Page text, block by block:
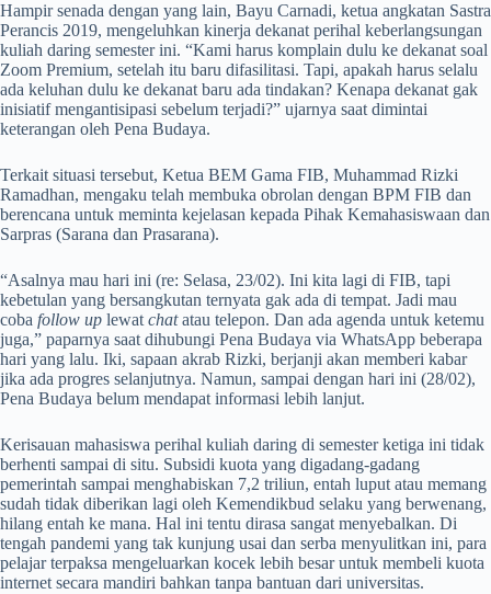
Hampir senada dengan yang lain, Bayu Carnadi, ketua angkatan Sastra
Perancis 2019, mengeluhkan kinerja dekanat perihal keberlangsungan
kuliah daring semester ini. “Kami harus komplain dulu ke dekanat soal
Zoom Premium, setelah itu baru difasilitasi. Tapi, apakah harus selalu
ada keluhan dulu ke dekanat baru ada tindakan? Kenapa dekanat gak
inisiatif mengantisipasi sebelum terjadi?” ujarnya saat dimintai
keterangan oleh Pena Budaya.
Terkait situasi tersebut, Ketua BEM Gama FIB, Muhammad Rizki
Ramadhan, mengaku telah membuka obrolan dengan BPM FIB dan
berencana untuk meminta kejelasan kepada Pihak Kemahasiswaan dan
Sarpras (Sarana dan Prasarana).
“Asalnya mau hari ini (re: Selasa, 23/02). Ini kita lagi di FIB, tapi
kebetulan yang bersangkutan ternyata gak ada di tempat. Jadi mau
coba follow up lewat chatatau telepon. Dan ada agenda untuk ketemu
juga,” paparnya saat dihubungi Pena Budaya via WhatsApp beberapa
hari yang lalu. Iki, sapaan akrab Rizki, berjanji akan memberi kabar
jika ada progres selanjutnya. Namun, sampai dengan hari ini (28/02),
Pena Budaya belum mendapat informasi lebih lanjut.
Kerisauan mahasiswa perihal kuliah daring di semester ketiga ini tidak
berhenti sampai di situ. Subsidi kuota yang digadang-gadang
pemerintah sampai menghabiskan 7,2 triliun, entah luput atau memang
sudah tidak diberikan lagi oleh Kemendikbud selaku yang berwenang,
hilang entah ke mana. Hal ini tentu dirasa sangat menyebalkan. Di
tengah pandemi yang tak kunjung usai dan serba menyulitkan ini, para
pelajar terpaksa mengeluarkan kocek lebih besar untuk membeli kuota
internet secara mandiri bahkan tanpa bantuan dari universitas.